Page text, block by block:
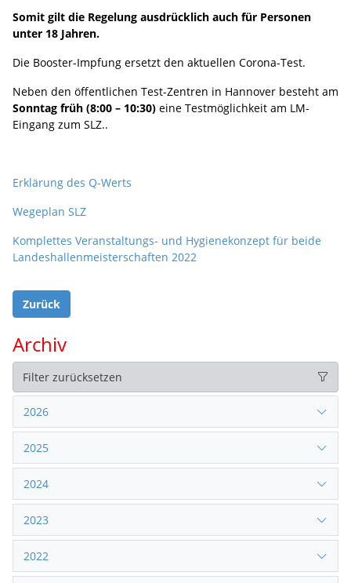
Somit gilt die Regelung ausdrücklich auch für Personen
unter 18 Jahren.
Die Booster-Impfung ersetzt den aktuellen Corona-Test.
Neben den öffentlichen Test-Zentren in Hannover besteht am
Sonntag früh (8:00 – 10:30) eine Testmöglichkeit am LM-
Eingang zum SLZ..
Erklärung des Q-Werts
Wegeplan SLZ
Komplettes Veranstaltungs- und Hygienekonzept für beide
Landeshallenmeisterschaften 2022
Zurück
Archiv
Filter zurücksetzen
2026
2025
2024
2023
2022